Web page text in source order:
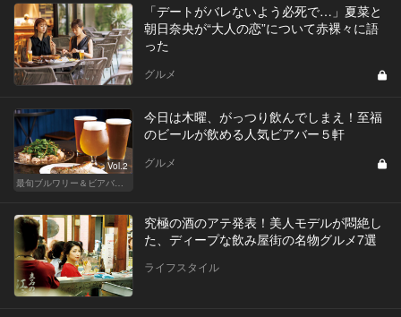
「デートがバレないよう必死で…」夏菜と
朝日奈央が“大人の恋”について赤裸々に語
った
グルメ
Vol.2
今日は木曜、がっつり飲んでしまえ！至福
のビールが飲める人気ビアバー５軒
グルメ
究極の酒のアテ発表！美人モデルが悶絶し
た、ディープな飲み屋街の名物グルメ7選
ライフスタイル